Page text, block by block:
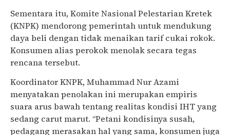
Sementara itu, Komite Nasional Pelestarian Kretek
(KNPK) mendorong pemerintah untuk mendukung
daya beli dengan tidak menaikan tarif cukai rokok.
Konsumen alias perokok menolak secara tegas
rencana tersebut.
Koordinator KNPK, Muhammad Nur Azami
menyatakan penolakan ini merupakan empiris
suara arus bawah tentang realitas kondisi IHT yang
sedang carut marut. “Petani kondisinya susah,
pedagang merasakan hal yang sama, konsumen juga